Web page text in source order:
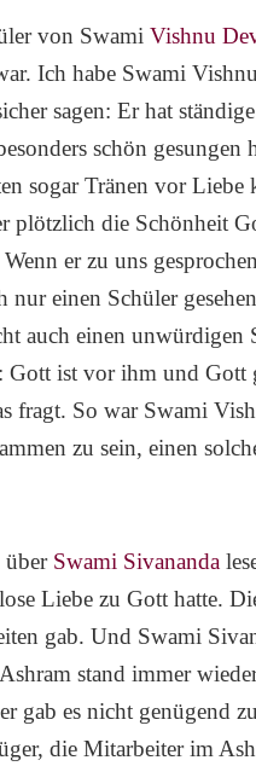
von SwamiVishnu
Ich habe Swami
sagen: Er hat
schön
sogar Tränen vor Liebe
plötzlich die Schönheit
er zu uns
nur einen Schüler
auch einen unwürdigen
Gott ist vor ihm und
fragt. So war Swami
zu sein, einen
über Swami Sivananda
Liebe zu Gott hatte.
gab. Und Swami
stand immer
gab es nicht genügend
die Mitarbeiter im